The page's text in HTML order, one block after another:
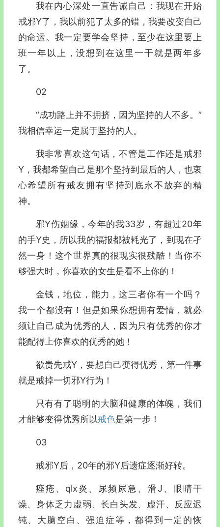
我在内心深处一直告诫自己：我现在开始
戒邪Y了，我以前犯了太多的错，我要改变自己
的命运。我一定要学会坚持，至少在这里要上
班一年以上，没想到在这里一干就是两年多
了。
02
“成功路上并不拥挤，因为坚持的人不多。”
我相信幸运一定属于坚持的人。
我非常喜欢这句话，不管是工作还是戒邪
Y，我都希望自己是那个坚持到最后的人，也衷
心希望所有戒友拥有坚持到底永不放弃的精
神。
邪Y伤姻缘，今年的我33岁，有超过20年
的手Y史，所以我的福报都被耗光了，到现在孑
然一身！这个世界真的很现实很残酷！当你不
够强大时，你喜欢的女生是看不上你的！
金钱，地位，能力，这三者你有一个吗？
我一个都没有！但是如果你想拥有爱情，就必
须让自己成为优秀的人，因为只有优秀的你才
能配得上你喜欢的优秀的她！
欲贵先戒Y，要想自己变得优秀，第一件事
就是戒掉一切邪Y行为！
只有有了聪明的大脑和健康的体魄，我们
才能够变得优秀所以戒色是第一步！
03
戒邪Y后，20年的邪Y后遗症逐渐好转。
痤疮、qlx炎、尿频尿急、滑J、眼睛干
燥、身体乏力虚弱、长白头发、虚汗、反应迟
钝、大脑空白、强迫症等，都得到一定的恢